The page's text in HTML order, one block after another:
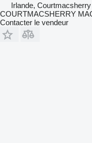
Irlande, Courtmacsherry
COURTMACSHERRY
Contacter le vendeur